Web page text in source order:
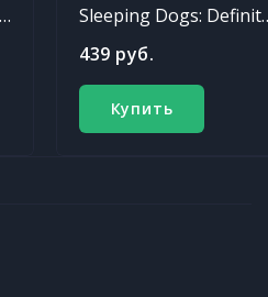
Kingdom Come: Deliverance
Sleeping
439 руб.
Купить